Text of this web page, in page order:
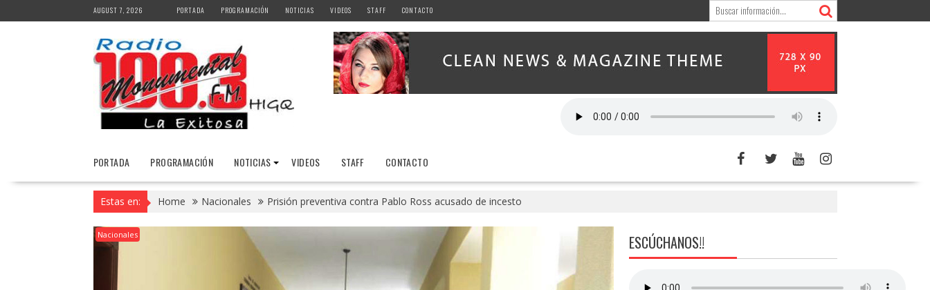
to
AUGUST 7, 2026 PORTADA PROGRAMACIÓN NOTICIAS VIDEOS STAFF CONTACTO
PORTADA PROGRAMACIÓN NOTICIAS VIDEOS STAFF CONTACTO
Estas en: Home Nacionales Prisión preventiva contra Pablo Ross acusado de incesto
Nacionales ESCÚCHANOS!!